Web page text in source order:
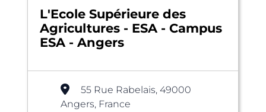
L'Ecole Supérieure des
Agricultures - ESA - Campus
ESA - Angers
55 Rue Rabelais, 49000
Angers, France